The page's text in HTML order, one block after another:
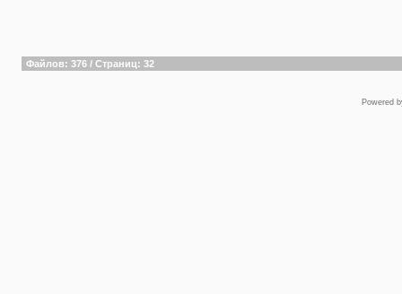
Файлов: 376 / Страниц: 32
Powered